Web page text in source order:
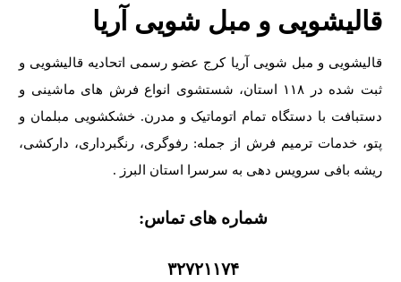
قالیشویی و مبل شویی آریا
قالیشویی و مبل شویی آریا کرج عضو رسمی اتحادیه قالیشویی و
ثبت شده در ۱۱۸ استان، شستشوی انواع فرش های ماشینی و
دستبافت با دستگاه تمام اتوماتیک و مدرن. خشکشویی مبلمان و
پتو، خدمات ترمیم فرش از جمله: رفوگری، رنگبرداری، دارکشی،
ریشه بافی سرویس دهی به سرسرا استان البرز .
شماره های تماس:
۳۲۷۲۱۱۷۴